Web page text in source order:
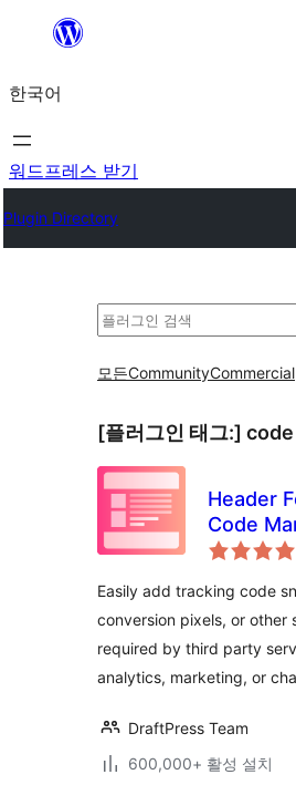
츠
로
바
가
한국어
워드프레스 받기
Plugin Directory
검
모든CommunityCommercial
[플러그인 태그:]
Header
Code
Easily add tracking code
conversion pixels, or other
required by third party
analytics, marketing, or
DraftPress Team
600,000+ 활성 설치